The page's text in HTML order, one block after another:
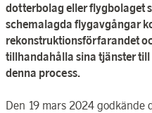
dotterbolag eller flygbolaget
schemalagda flygavgångar
rekonstruktions­förfarandet
tillhandahålla sina tjänster
denna process.
Den 19 mars 2024 godkände